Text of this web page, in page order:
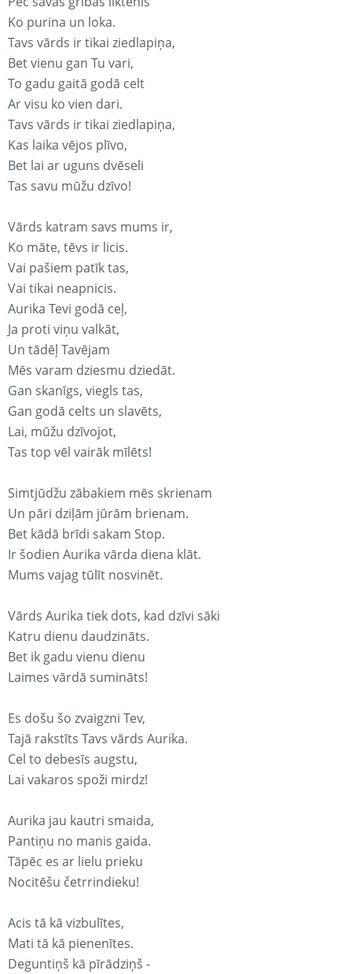
Ko purina un loka.
Tavs vārds ir tikai ziedlapiņa,
Bet vienu gan Tu vari,
To gadu gaitā godā celt
Ar visu ko vien dari.
Tavs vārds ir tikai ziedlapiņa,
Kas laika vējos plīvo,
Bet lai ar uguns dvēseli
Tas savu mūžu dzīvo!
Vārds katram savs mums ir,
Ko māte, tēvs ir licis.
Vai pašiem patīk tas,
Vai tikai neapnicis.
Aurika Tevi godā ceļ,
Ja proti viņu valkāt,
Un tādēļ Tavējam
Mēs varam dziesmu dziedāt.
Gan skanīgs, viegls tas,
Gan godā celts un slavēts,
Lai, mūžu dzīvojot,
Tas top vēl vairāk mīlēts!
Simtjūdžu zābakiem mēs skrienam
Un pāri dziļām jūrām brienam.
Bet kādā brīdi sakam Stop.
Ir šodien Aurika vārda diena klāt.
Mums vajag tūlīt nosvinēt.
Vārds Aurika tiek dots, kad dzīvi sāki
Katru dienu daudzināts.
Bet ik gadu vienu dienu
Laimes vārdā sumināts!
Es došu šo zvaigzni Tev,
Tajā rakstīts Tavs vārds Aurika.
Cel to debesīs augstu,
Lai vakaros spoži mirdz!
Aurika jau kautri smaida,
Pantiņu no manis gaida.
Tāpēc es ar lielu prieku
Nocitēšu četrrindieku!
Acis tā kā vizbulītes,
Mati tā kā pienenītes.
Deguntiņš kā pīrādziņš -